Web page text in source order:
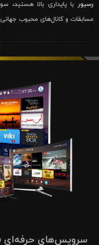
رسیور با پایداری بالا هستید،
مسابقات و کانال‌های محبوب
سرویس‌های